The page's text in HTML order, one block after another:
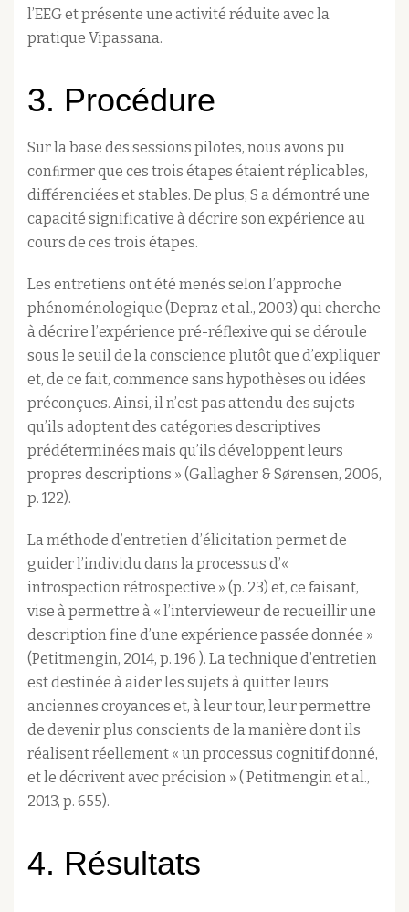
l’EEG et présente une activité réduite avec la
pratique Vipassana.
3. Procédure
Sur la base des sessions pilotes, nous avons pu
conﬁrmer que ces trois étapes étaient réplicables,
différenciées et stables. De plus, S a démontré une
capacité significative à décrire son expérience au
cours de ces trois étapes.
Les entretiens ont été menés selon l’approche
phénoménologique (Depraz et al., 2003) qui cherche
à décrire l’expérience pré-réflexive qui se déroule
sous le seuil de la conscience plutôt que d’expliquer
et, de ce fait, commence sans hypothèses ou idées
préconçues. Ainsi, il n’est pas attendu des sujets
qu’ils adoptent des catégories descriptives
prédéterminées mais qu’ils développent leurs
propres descriptions » (Gallagher & Sørensen, 2006,
p. 122).
La méthode d’entretien d’élicitation permet de
guider l’individu dans la processus d’«
introspection rétrospective » (p. 23) et, ce faisant,
vise à permettre à « l’intervieweur de recueillir une
description fine d’une expérience passée donnée »
(Petitmengin, 2014, p. 196 ). La technique d’entretien
est destinée à aider les sujets à quitter leurs
anciennes croyances et, à leur tour, leur permettre
de devenir plus conscients de la manière dont ils
réalisent réellement « un processus cognitif donné,
et le décrivent avec précision » ( Petitmengin et al.,
2013, p. 655).
4. Résultats